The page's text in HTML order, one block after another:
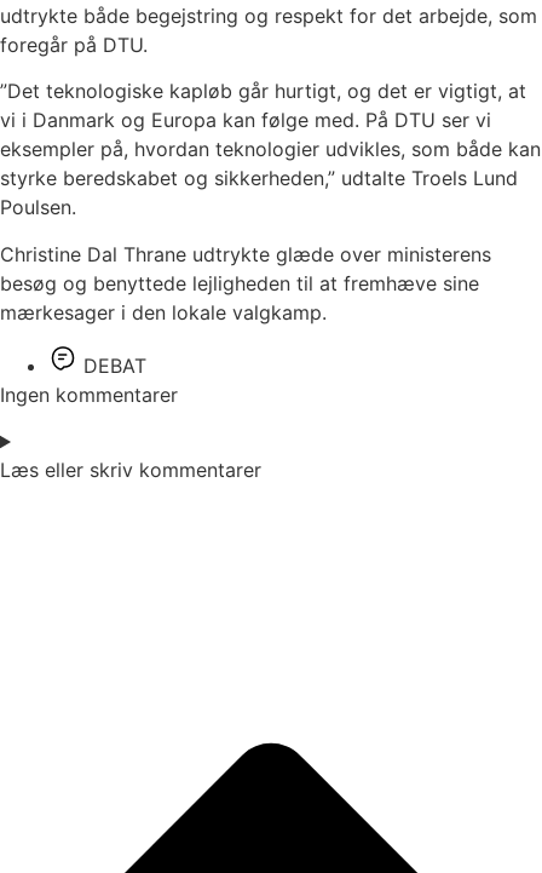
udtrykte både begejstring og respekt for det arbejde, som
foregår på DTU.
”Det teknologiske kapløb går hurtigt, og det er vigtigt, at
vi i Danmark og Europa kan følge med. På DTU ser vi
eksempler på, hvordan teknologier udvikles, som både kan
styrke beredskabet og sikkerheden,” udtalte Troels Lund
Poulsen.
Christine Dal Thrane udtrykte glæde over ministerens
besøg og benyttede lejligheden til at fremhæve sine
mærkesager i den lokale valgkamp.
DEBAT
Ingen kommentarer
Læs eller skriv kommentarer